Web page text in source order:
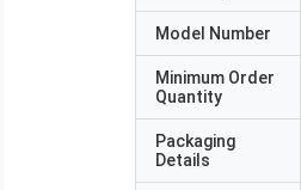
Model Number
Minimum Order
Quantity
Packaging
Details